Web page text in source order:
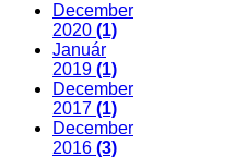
December
2020 (1)
Január
2019 (1)
December
2017 (1)
December
2016 (3)